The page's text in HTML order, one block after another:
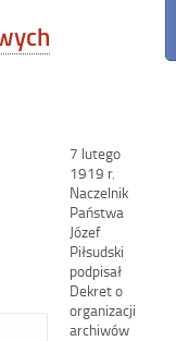
7 lutego
1919 r.
Naczelnik
Państwa
Józef
Piłsudski
podpisał
Dekret o
organizacji
archiwów